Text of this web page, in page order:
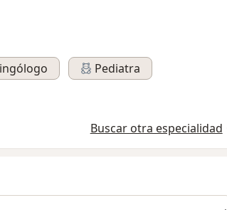
Pediatra
Buscar otra especialidad